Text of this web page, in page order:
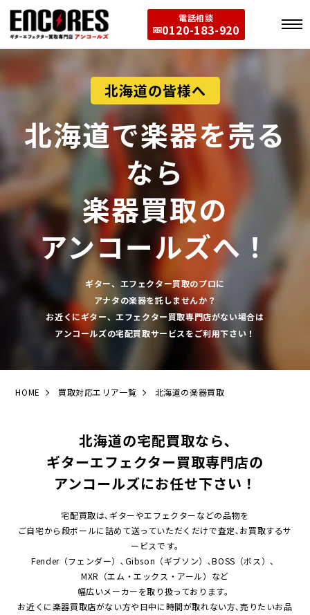
電話相談
0120-183-920
北海道の皆様へ
北海道で楽器を売る
なら
楽器買取の
アンコールズへ！
ギター、エフェクター買取のプロに
アナタの楽器を託しませんか？
お近くにギター、エフェクター買取専門店がない場合は
アンコールズの宅配買取サービスをご利用下さい！
HOME 買取対応エリア一覧 北海道の楽器買取
北海道の宅配買取なら､
ギターエフェクター買取専門店の
アンコールズにお任せ下さい！
宅配買取は､ギターやエフェクターなどの品物を
ご自宅から段ボールに詰めて送っていただくだけで査定､お買取するサ
ービスです｡
Fender（フェンダー）､Gibson（ギブソン）､BOSS（ボス）、
MXR（エム・エックス・アール）など
幅広いメーカーを取り扱っております。
お近くに楽器買取店がない方や日中に時間が取れない方､売りたいお品